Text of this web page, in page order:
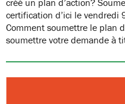
certification d’ici le vendredi
Comment soumettre le plan
soumettre votre demande à